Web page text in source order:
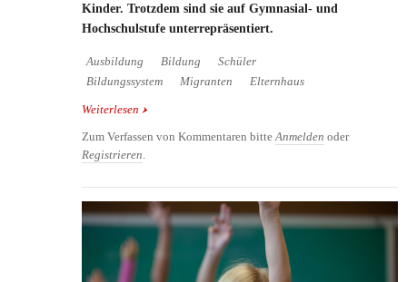
Kinder. Trotzdem sind sie auf Gymnasial- und
Hochschulstufe unterrepräsentiert.
Ausbildung Bildung
Schüler
Bildungssystem
Migranten Elternhaus
Weiterlesen über Warum Kinder von Migranten kaum studieren
Zum Verfassen von Kommentaren bitte Anmelden oder
Registrieren